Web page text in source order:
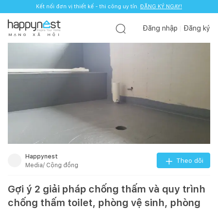
Kết nối đơn vị thiết kế - thi công uy tín. ĐĂNG KÝ NGAY!
M Ạ N G X Ã H Ộ I
Đăng nhập Đăng ký
Happynest
Media/ Cộng đồng
Theo dõi
Gợi ý 2 giải pháp chống thấm và quy trình
chống thấm toilet, phòng vệ sinh, phòng